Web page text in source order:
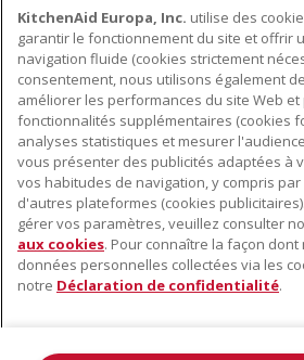
À PROPOS DE KITCHENAID
À propos de KitchenAid
Histoire de la marque
Communiqués de presse
ODR
NOS PRODUITS
Petits électroménagers
Matériel de cuisine
Accessoires
SERVICE CLIENT
Trouver un magasin
KitchenAid Europa, Inc. utilise des
garantir le fonctionnement du site et offrir
navigation fluide (cookies strictement
consentement, nous utilisons également
améliorer les performances du site Web
fonctionnalités supplémentaires (cookies
analyses statistiques et mesurer
vous présenter des publicités adaptées à
vos habitudes de navigation, y compris
d'autres plateformes (cookies
gérer vos paramètres, veuillez consulter
aux cookies. Pour connaître la façon
données personnelles collectées via les
notre Déclaration de confidentialité.